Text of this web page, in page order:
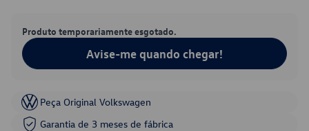
Produto temporariamente esgotado.
Avise-me quando chegar!
Peça Original Volkswagen
Garantia de 3 meses de fábrica